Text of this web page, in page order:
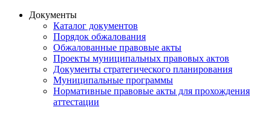
Документы
Каталог документов
Порядок обжалования
Обжалованные правовые акты
Проекты муниципальных правовых актов
Документы стратегического планирования
Муниципальные программы
Нормативные правовые акты для прохождения
аттестации